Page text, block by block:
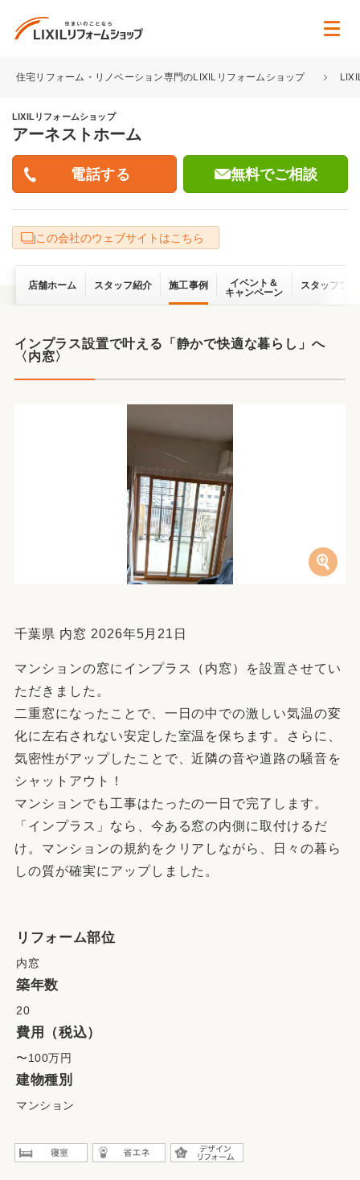
住宅リフォーム・リノベーション専門のLIXILリフォームショップ
LIXILリフォームショップ
アーネストホーム
無料でご相談
この会社のウェブサイトはこちら
店舗ホーム スタッフ紹介 施工事例
イベント＆
キャンペーン
スタッフブ
インプラス設置で叶える「静かで快適な暮らし」へ
〈内窓〉
千葉県 内窓 2026年5月21日
マンションの窓にインプラス（内窓）を設置させてい
ただきました。
二重窓になったことで、一日の中での激しい気温の変
化に左右されない安定した室温を保ちます。さらに、
気密性がアップしたことで、近隣の音や道路の騒音を
シャットアウト！
マンションでも工事はたったの一日で完了します。
「インプラス」なら、今ある窓の内側に取付けるだ
け。マンションの規約をクリアしながら、日々の暮ら
しの質が確実にアップしました。
リフォーム部位
内窓
築年数
20
費用（税込）
〜100万円
建物種別
マンション